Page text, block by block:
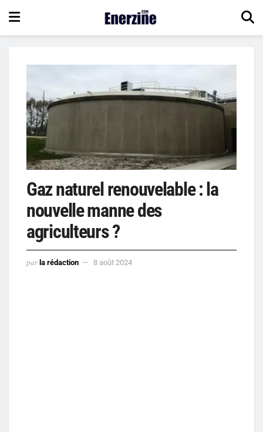
Gaz naturel renouvelable : la
nouvelle manne des
agriculteurs ?
par la rédaction 8 août 2024